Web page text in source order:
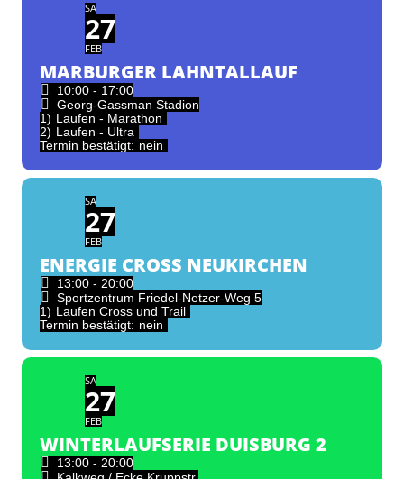
SA
27
FEB
MARBURGER LAHNTALLAUF
10:00 - 17:00
Georg-Gassman Stadion
1) Laufen - Marathon
2) Laufen - Ultra
Termin bestätigt: nein
SA
27
FEB
ENERGIE CROSS NEUKIRCHEN
13:00 - 20:00
Sportzentrum Friedel-Netzer-Weg 5
1) Laufen Cross und Trail
Termin bestätigt: nein
SA
27
FEB
WINTERLAUFSERIE DUISBURG 2
13:00 - 20:00